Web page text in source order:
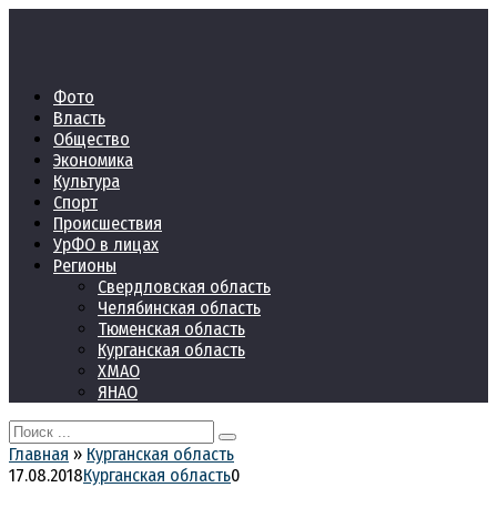
Фото
Власть
Общество
Экономика
Культура
Спорт
Происшествия
УрФО в лицах
Регионы
Свердловская область
Челябинская область
Тюменская область
Курганская область
ХМАО
ЯНАО
Search
for:
Главная » Курганская область
17.08.2018Курганская область0